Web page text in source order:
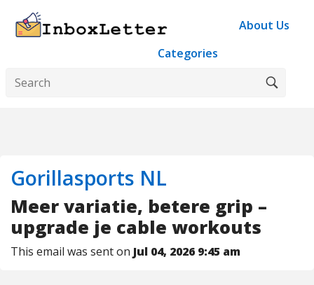
About Us
Categories
Gorillasports NL
Meer variatie, betere grip –
upgrade je cable workouts
This email was sent on Jul 04, 2026 9:45 am